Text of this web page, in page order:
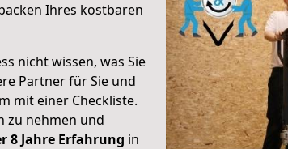
Ihres kostbaren
nicht wissen, was Sie
Partner für Sie und
mit einer Checkliste.
zu nehmen und
8 Jahre Erfahrung in